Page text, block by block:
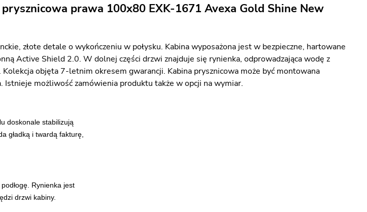
prawa 100x80 EXK-1671 Avexa Gold Shine New
złote detale o wykończeniu w połysku. Kabina wyposażona jest w bezpieczne, hartowane
Active Shield 2.0. W dolnej części drzwi znajduje się rynienka, odprowadzająca wodę z
objęta 7-letnim okresem gwarancji. Kabina prysznicowa może być montowana
Istnieje możliwość zamówienia produktu także w opcji na wymiar.
doskonale stabilizują
gładką i twardą fakturę,
Rynienka jest
drzwi kabiny.